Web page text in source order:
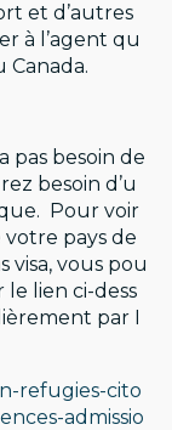
et d’autres
à l’agent qu
Canada.
pas besoin de
besoin d’u
Pour voir
votre pays de
visa, vous pou
lien ci-dess
par I
refugies-cito
admissio